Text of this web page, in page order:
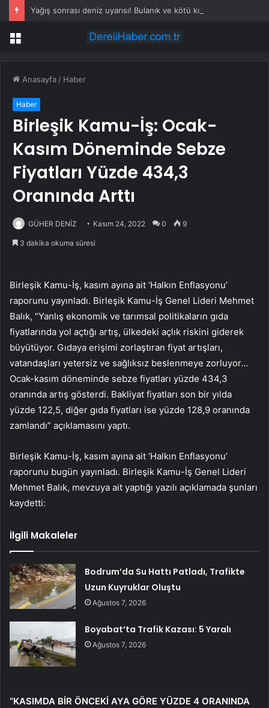
Menü
Anasayfa / Haber
Haber
Birleşik Kamu-İş: Ocak-
Kasım Döneminde Sebze
Fiyatları Yüzde 434,3
Oranında Arttı
GÜHER DENİZ Kasım 24, 2022 0 9
3 dakika okuma süresi
Birleşik Kamu-İş, kasım ayına ait ‘Halkın Enflasyonu’
raporunu yayınladı. Birleşik Kamu-İş Genel Lideri Mehmet
Balık, “Yanlış ekonomik ve tarımsal politikaların gıda
fiyatlarında yol açtığı artış, ülkedeki açlık riskini giderek
büyütüyor. Gıdaya erişimi zorlaştıran fiyat artışları,
vatandaşları yetersiz ve sağlıksız beslenmeye zorluyor…
Ocak-kasım döneminde sebze fiyatları yüzde 434,3
oranında artış gösterdi. Bakliyat fiyatları son bir yılda
yüzde 122,5, diğer gıda fiyatları ise yüzde 128,9 oranında
zamlandı” açıklamasını yaptı.
Birleşik Kamu-İş, kasım ayına ait ‘Halkın Enflasyonu’
raporunu bugün yayınladı. Birleşik Kamu-İş Genel Lideri
Mehmet Balık, mevzuya ait yaptığı yazılı açıklamada şunları
kaydetti:
İlgili Makaleler
Bodrum’da Su Hattı Patladı, Trafikte
Uzun Kuyruklar Oluştu
Ağustos 7, 2026
Boyabat’ta Trafik Kazası: 5 Yaralı
Ağustos 7, 2026
“KASIMDA BİR ÖNCEKİ AYA GÖRE YÜZDE 4 ORANINDA